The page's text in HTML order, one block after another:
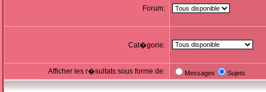
Forum:
Cat�gorie:
Afficher les r�sultats sous forme de: Messages Sujets